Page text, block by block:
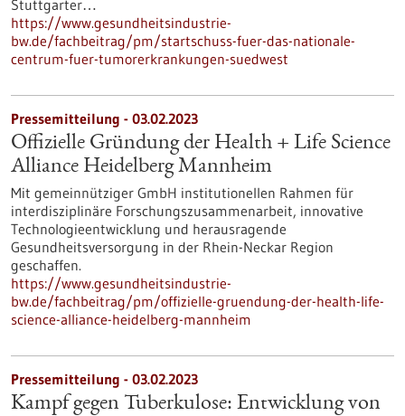
Stuttgarter…
https://www.gesundheitsindustrie-
bw.de/fachbeitrag/pm/startschuss-fuer-das-nationale-
centrum-fuer-tumorerkrankungen-suedwest
Pressemitteilung - 03.02.2023
Offizielle Gründung der Health + Life Science
Alliance Heidelberg Mannheim
Mit gemeinnütziger GmbH institutionellen Rahmen für
interdisziplinäre Forschungszusammenarbeit, innovative
Technologieentwicklung und herausragende
Gesundheitsversorgung in der Rhein-Neckar Region
geschaffen.
https://www.gesundheitsindustrie-
bw.de/fachbeitrag/pm/offizielle-gruendung-der-health-life-
science-alliance-heidelberg-mannheim
Pressemitteilung - 03.02.2023
Kampf gegen Tuberkulose: Entwicklung von